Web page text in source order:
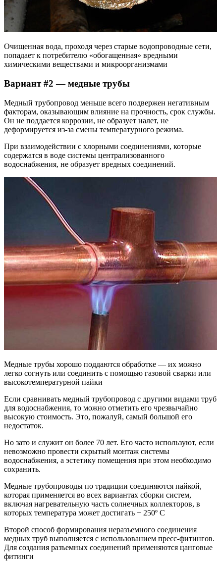
Очищенная вода, проходя через старые водопроводные сети,
попадает к потребителю «обогащенная» вредными
химическими веществами и микроорганизмами
Вариант #2 — медные трубы
Медный трубопровод меньше всего подвержен негативным
факторам, оказывающим влияние на прочность, срок службы.
Он не поддается коррозии, не образует налет, не
деформируется из-за смены температурного режима.
При взаимодействии с хлорными соединениями, которые
содержатся в воде системы централизованного
водоснабжения, не образует вредных соединений.
Медные трубы хорошо поддаются обработке — их можно
легко согнуть или соединить с помощью газовой сварки или
высокотемпературной пайки
Если сравнивать медный трубопровод с другими видами труб
для водоснабжения, то можно отметить его чрезвычайно
высокую стоимость. Это, пожалуй, самый большой его
недостаток.
Но зато и служит он более 70 лет. Его часто используют, если
невозможно провести скрытый монтаж системы
водоснабжения, а эстетику помещения при этом необходимо
сохранить.
Медные трубопроводы по традиции соединяются пайкой,
которая применяется во всех вариантах сборки систем,
включая нагревательную часть солнечных коллекторов, в
которых температура может достигать + 250º С
Второй способ формирования неразъемного соединения
медных труб выполняется с использованием пресс-фитингов.
Для создания разъемных соединений применяются цанговые
фитинги